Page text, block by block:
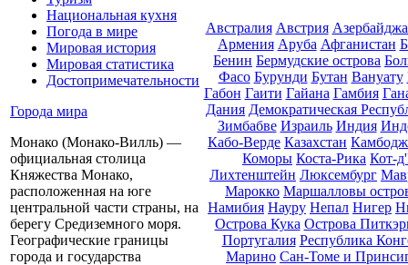
Национальная кухня
Погода в мире
Мировая история
Мировая статистика
Достопримечательности
Города мира
Монако (Монако-Вилль) —
официальная столица
Княжества Монако,
расположенная на юге
центральной части страны, на
берегу Средиземного моря.
Географические границы
города и государства
Австралия Австрия
Армения Аруба Афганистан
Бенин Бермудские острова
Фасо Бурунди Бутан Вануату
Габон Гаити Гайана Гамбия
Дания Демократическая
Зимбабве Израиль Индия
Кабо-Верде Казахстан
Коморы Коста-Рика Кот-
Лихтенштейн Люксембург
Марокко Маршалловы
Намибия Науру Непал Нигер
Острова Кука Острова
Португалия Республика
Марино Сан-Томе и